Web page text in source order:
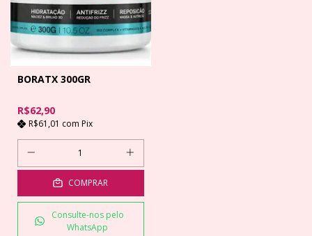
BORATX 300GR
R$62,90
R$61,01 com Pix
COMPRAR
Consulte-nos pelo
WhatsApp